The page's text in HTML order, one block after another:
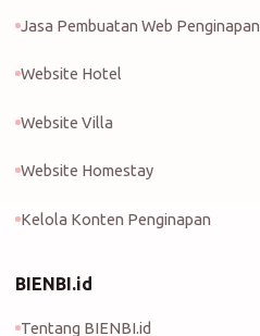
Jasa Pembuatan Web Penginapan
Website Hotel
Website Villa
Website Homestay
Kelola Konten Penginapan
BIENBI.id
Tentang BIENBI.id